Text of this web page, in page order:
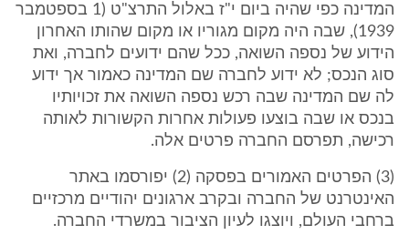
המדינה כפי שהיה ביום י"ז באלול התרצ"ט (1 בספטמבר
1939), שבה היה מקום מגוריו או מקום שהותו האחרון
הידוע של נספה השואה, ככל שהם ידועים לחברה, ואת
סוג הנכס; לא ידוע לחברה שם המדינה כאמור אך ידוע
לה שם המדינה שבה רכש נספה השואה את זכויותיו
בנכס או שבה בוצעו פעולות אחרות הקשורות לאותה
רכישה, תפרסם החברה פרטים אלה.
(3) הפרטים האמורים בפסקה (2) יפורסמו באתר
האינטרנט של החברה ובקרב ארגונים יהודיים מרכזיים
ברחבי העולם, ויוצגו לעיון הציבור במשרדי החברה.